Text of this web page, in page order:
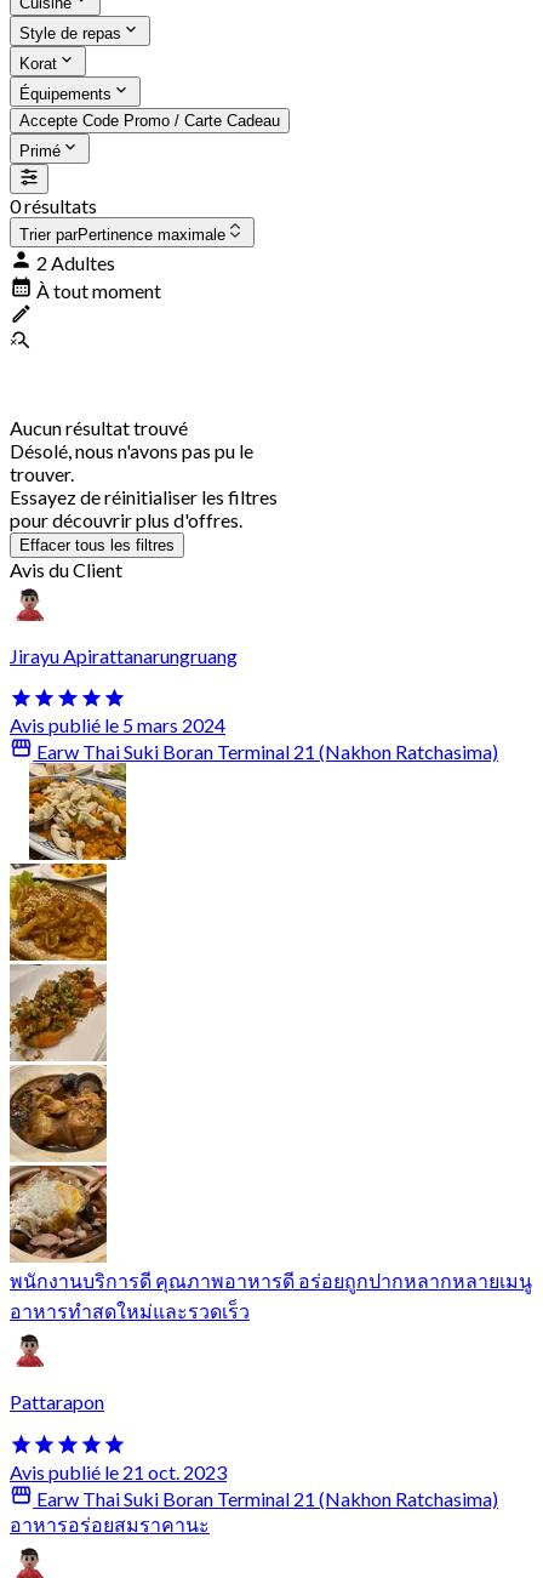
Style de repas
Korat
Équipements
Accepte Code Promo / Carte Cadeau
Primé
0 résultats
Trier parPertinence maximale
2 Adultes
À tout moment
Aucun résultat trouvé
Désolé, nous n'avons pas pu le
trouver.
Essayez de réinitialiser les filtres
pour découvrir plus d'offres.
Effacer tous les filtres
Avis du Client
Jirayu Apirattanarungruang
Avis publié le 5 mars 2024
Earw Thai Suki Boran Terminal 21 (Nakhon Ratchasima)
พนักงานบริการดี คุณภาพอาหารดี อร่อยถูกปากหลากหลายเมนู
อาหารทำสดใหม่และรวดเร็ว
Pattarapon
Avis publié le 21 oct. 2023
Earw Thai Suki Boran Terminal 21 (Nakhon Ratchasima)
อาหารอร่อยสมราคานะ